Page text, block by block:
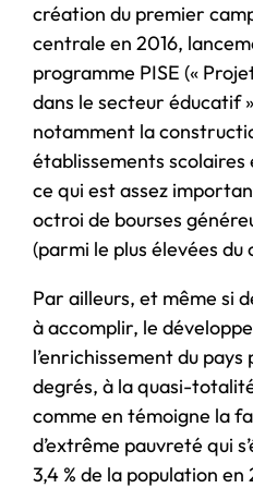
création du premier
centrale en 2016,
programme PISE («
dans le secteur éducatif
notamment la
établissements scolaires
ce qui est assez
octroi de bourses
(parmi le plus élevées
Par ailleurs, et même si
à accomplir, le
l’enrichissement du
degrés, à la quasi-
comme en témoigne la
d’extrême pauvreté qui
3,4 % de la population